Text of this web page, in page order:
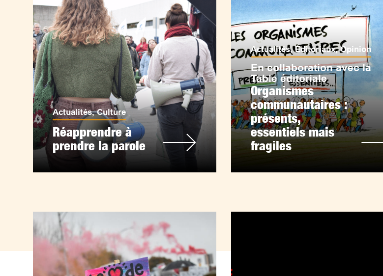
Actualités,Culture
Réapprendre à
prendre la parole
Actualités,Éditoriaux,Opinion
En collaboration avec la
Table éditoriale
Organismes
communautaires :
présents,
essentiels mais
fragiles